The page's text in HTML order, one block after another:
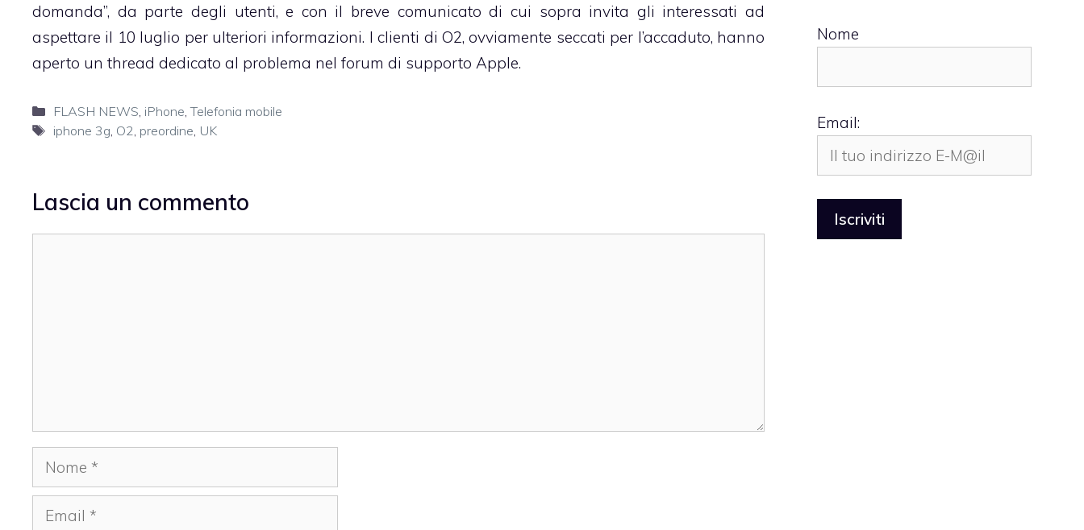
domanda”, da parte degli utenti, e con il breve comunicato di cui sopra invita gli interessati ad
aspettare il 10 luglio per ulteriori informazioni. I clienti di O2, ovviamente seccati per l’accaduto, hanno
aperto un thread dedicato al problema nel forum di supporto Apple.
Categorie
FLASH NEWS, iPhone,Telefonia mobile
Tag
iphone 3g, O2, preordine, UK
Lascia un commento
Nome
Email
Nome
Email: